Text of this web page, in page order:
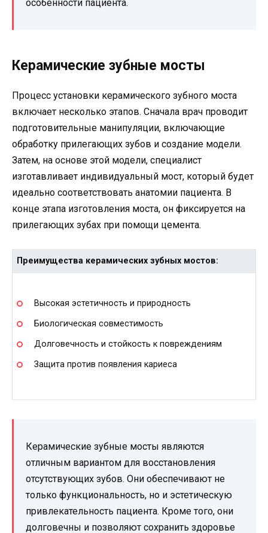
особенности пациента.
Керамические зубные мосты
Процесс установки керамического зубного моста
включает несколько этапов. Сначала врач проводит
подготовительные манипуляции, включающие
обработку прилегающих зубов и создание модели.
Затем, на основе этой модели, специалист
изготавливает индивидуальный мост, который будет
идеально соответствовать анатомии пациента. В
конце этапа изготовления моста, он фиксируется на
прилегающих зубах при помощи цемента.
Преимущества керамических зубных мостов:
Высокая эстетичность и природность
Биологическая совместимость
Долговечность и стойкость к повреждениям
Защита против появления кариеса
Керамические зубные мосты являются
отличным вариантом для восстановления
отсутствующих зубов. Они обеспечивают не
только функциональность, но и эстетическую
привлекательность пациента. Кроме того, они
долговечны и позволяют сохранить здоровье